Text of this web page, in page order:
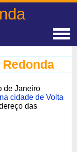
de Janeiro
cidade de Volta
das